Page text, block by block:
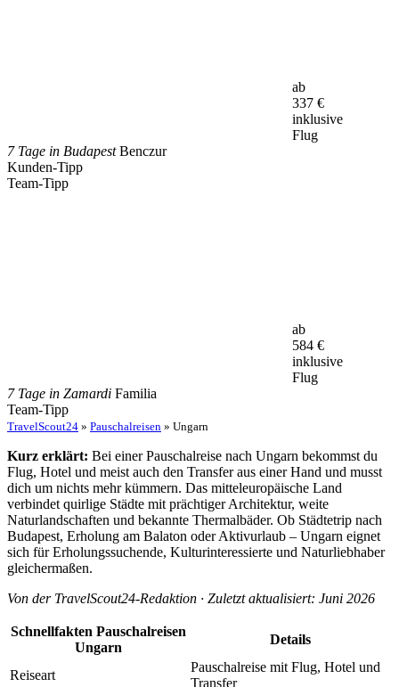
ab
337 €
inklusive
Flug
7 Tage in BudapestBenczur
Kunden-Tipp
Team-Tipp
ab
584 €
inklusive
Flug
7 Tage in Zamardi Familia
Team-Tipp
TravelScout24 » Pauschalreisen » Ungarn
Kurz erklärt: Bei einer Pauschalreise nach Ungarn bekommst du
Flug, Hotel und meist auch den Transfer aus einer Hand und musst
dich um nichts mehr kümmern. Das mitteleuropäische Land
verbindet quirlige Städte mit prächtiger Architektur, weite
Naturlandschaften und bekannte Thermalbäder. Ob Städtetrip nach
Budapest, Erholung am Balaton oder Aktivurlaub – Ungarn eignet
sich für Erholungssuchende, Kulturinteressierte und Naturliebhaber
gleichermaßen.
Von der TravelScout24-Redaktion · Zuletzt aktualisiert: Juni 2026
Schnellfakten Pauschalreisen
Ungarn
Details
Reiseart
Pauschalreise mit Flug, Hotel und
Transfer